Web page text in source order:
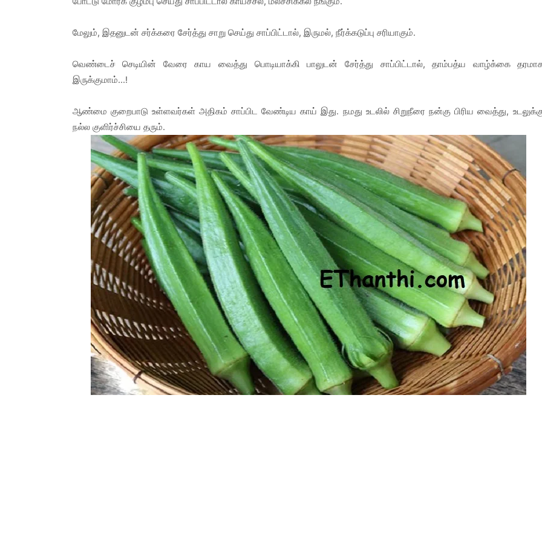
மேலும், இதனுடன் சர்க்கரை சேர்த்து சாறு செய்து சாப்பிட்டால், இருமல், நீர்க்கடுப்பு சரியாகும்.
வெண்டைச் செடியின் வேரை காய வைத்து பொடியாக்கி பாலுடன் சேர்த்து சாப்பிட்டால், தாம்பத்ய வாழ்க்கை
இருக்குமாம்...!
ஆண்மை குறைபாடு உள்ளவர்கள் அதிகம் சாப்பிட வேண்டிய காய் இது. நமது உடலில் சிறுநீரை நன்கு பிரிய வைத்து,
நல்ல குளிர்ச்சியை தரும்.